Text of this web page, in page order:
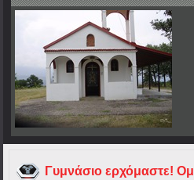
Γυμνάσιο ερχόμαστε!